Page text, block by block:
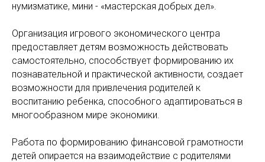
нумизматике, мини - «мастерская добрых дел».
Организация игрового экономического центра
предоставляет детям возможность действовать
самостоятельно, способствует формированию их
познавательной и практической активности, создает
возможности для привлечения родителей к
воспитанию ребенка, способного адаптироваться в
многообразном мире экономики.
Работа по формированию финансовой грамотности
детей опирается на взаимодействие с родителями